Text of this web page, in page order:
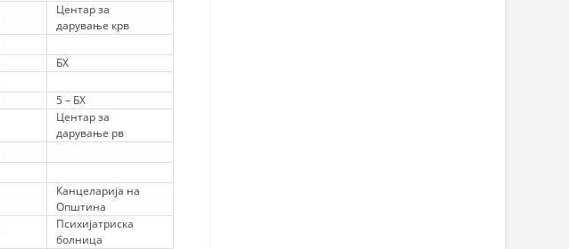
Центар за
дарување крв
БХ
5 – БХ
Центар за
дарување рв
Канцеларија на
Општина
Психијатриска
болница